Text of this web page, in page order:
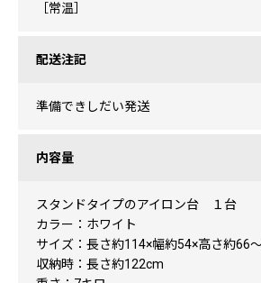
［常温］
配送注記
準備できしだい発送
内容量
スタンドタイプのアイロン台 １台
カラー：ホワイト
サイズ：長さ約114×幅約54×高さ約66
収納時：長さ約122cm